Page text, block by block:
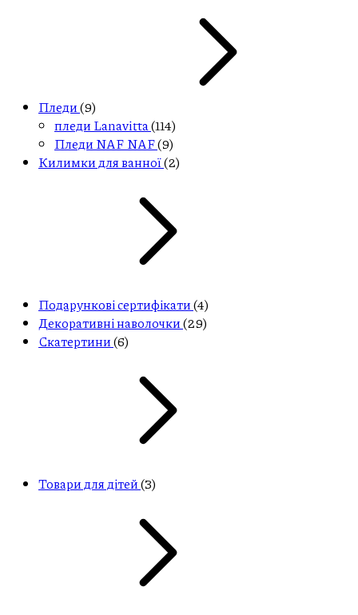
Пледи(9)
пледи Lanavitta (114)
Пледи NAF NAF(9)
Килимки для ванної(2)
Подарункові сертифікати(4)
Декоративні наволочки(29)
Скатертини(6)
Товари для дітей(3)